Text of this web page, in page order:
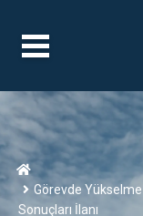
Görevde
Sonuçları İlanı